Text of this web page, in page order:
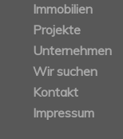
Immobilien
Projekte
Unternehmen
Wir suchen
Kontakt
Impressum